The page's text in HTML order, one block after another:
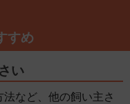
すめ
い
など、他の飼い主さ